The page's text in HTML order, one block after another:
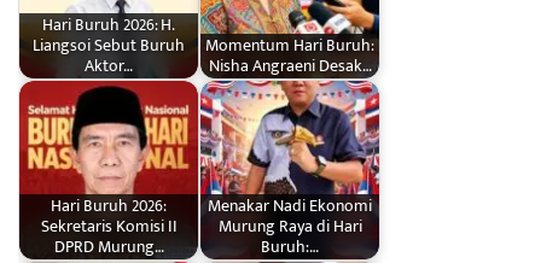
Hari Buruh 2026: H.
Liangsoi Sebut Buruh
Aktor…
Momentum Hari Buruh:
Nisha Angraeni Desak…
Hari Buruh 2026:
Sekretaris Komisi II
DPRD Murung…
Menakar Nadi Ekonomi
Murung Raya di Hari
Buruh:…